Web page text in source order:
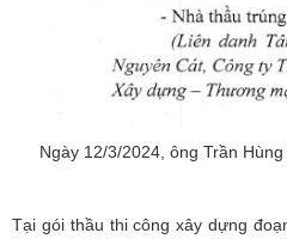
Ngày 12/3/2024, ông Trần
Tại gói thầu thi công xây dựng